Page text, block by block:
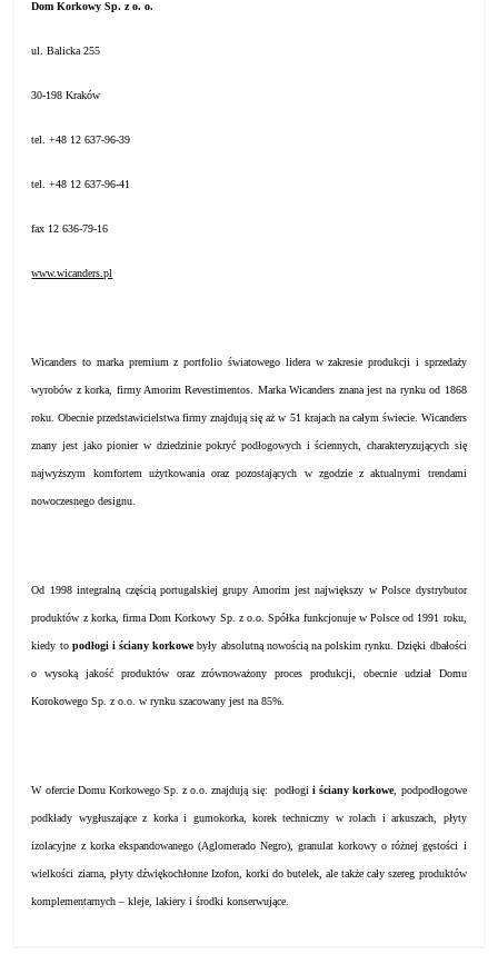
Dom Korkowy Sp. z o. o.
ul. Balicka 255
30-198 Kraków
tel. +48 12 637-96-39
tel. +48 12 637-96-41
fax 12 636-79-16
www.wicanders.pl
Wicanders to marka premium z portfolio światowego lidera w zakresie produkcji i sprzedaży
wyrobów z korka, firmy Amorim Revestimentos. Marka Wicanders znana jest na rynku od 1868
roku. Obecnie przedstawicielstwa firmy znajdują się aż w 51 krajach na całym świecie. Wicanders
znany jest jako pionier w dziedzinie pokryć podłogowych i ściennych, charakteryzujących się
najwyższym komfortem użytkowania oraz pozostających w zgodzie z aktualnymi trendami
nowoczesnego designu.
Od 1998 integralną częścią portugalskiej grupy Amorim jest największy w Polsce dystrybutor
produktów z korka, firma Dom Korkowy Sp. z o.o. Spółka funkcjonuje w Polsce od 1991 roku,
kiedy to podłogi i ściany korkowe były absolutną nowością na polskim rynku. Dzięki dbałości
o wysoką jakość produktów oraz zrównoważony proces produkcji, obecnie udział Domu
Korokowego Sp. z o.o. w rynku szacowany jest na 85%.
W ofercie Domu Korkowego Sp. z o.o. znajdują się: podłogi i ściany korkowe, podpodłogowe
podkłady wygłuszające z korka i gumokorka, korek techniczny w rolach i arkuszach, płyty
izolacyjne z korka ekspandowanego (Aglomerado Negro), granulat korkowy o różnej gęstości i
wielkości ziarna, płyty dźwiękochłonne Izofon, korki do butelek, ale także cały szereg produktów
komplementarnych – kleje, lakiery i środki konserwujące.